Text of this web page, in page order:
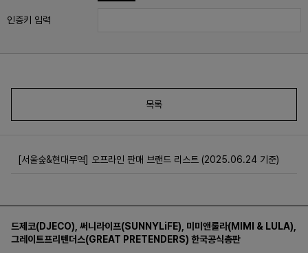
인증키 입력
목록
[서울숲&현대무역] 오프라인 판매 브랜드 리스트 (2025.06.24 기준)
드제코(DJECO) 써니라이프(SUNNYLiFE) 미미앤룰라(MIMI & LULA)
그레이트프리텐더스(GREAT PRETENDERS) 한국공식총판